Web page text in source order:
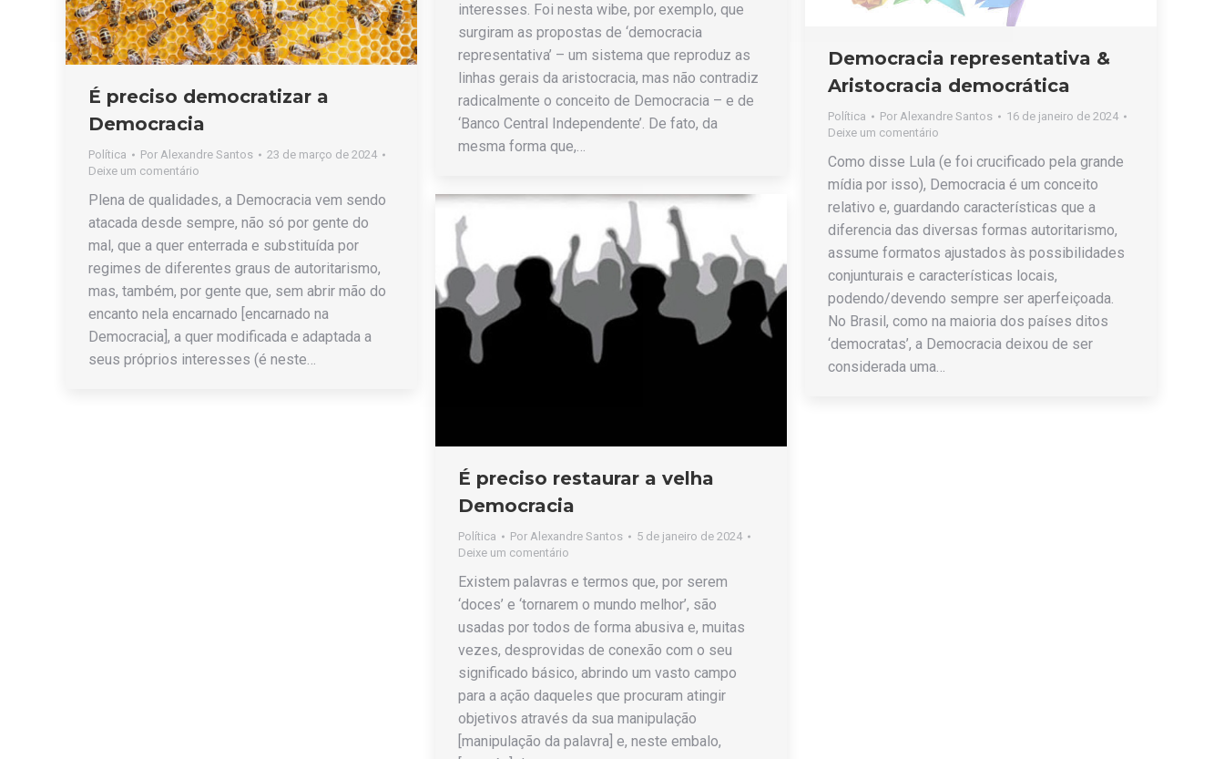
interesses. Foi nesta wibe, por exemplo, que
surgiram as propostas de ‘democracia
representativa’ – um sistema que reproduz as
linhas gerais da aristocracia, mas não contradiz
radicalmente o conceito de Democracia – e de
‘Banco Central Independente’. De fato, da
mesma forma que,…
É preciso democratizar a
Democracia
Política Por Alexandre Santos
23 de março de 2024
Deixe um comentário
Plena de qualidades, a Democracia vem sendo
atacada desde sempre, não só por gente do
mal, que a quer enterrada e substituída por
regimes de diferentes graus de autoritarismo,
mas, também, por gente que, sem abrir mão do
encanto nela encarnado [encarnado na
Democracia], a quer modificada e adaptada a
seus próprios interesses (é neste…
Democracia representativa &
Aristocracia democrática
Política Por Alexandre Santos
16 de janeiro de 2024
Deixe um comentário
Como disse Lula (e foi crucificado pela grande
mídia por isso), Democracia é um conceito
relativo e, guardando características que a
diferencia das diversas formas autoritarismo,
assume formatos ajustados às possibilidades
conjunturais e características locais,
podendo/devendo sempre ser aperfeiçoada.
No Brasil, como na maioria dos países ditos
‘democratas’, a Democracia deixou de ser
considerada uma…
É preciso restaurar a velha
Democracia
Política Por Alexandre Santos
5 de janeiro de 2024
Deixe um comentário
Existem palavras e termos que, por serem
‘doces’ e ‘tornarem o mundo melhor’, são
usadas por todos de forma abusiva e, muitas
vezes, desprovidas de conexão com o seu
significado básico, abrindo um vasto campo
para a ação daqueles que procuram atingir
objetivos através da sua manipulação
[manipulação da palavra] e, neste embalo,